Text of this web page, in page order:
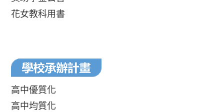
花女教科用書
高中優質化
高中均質化